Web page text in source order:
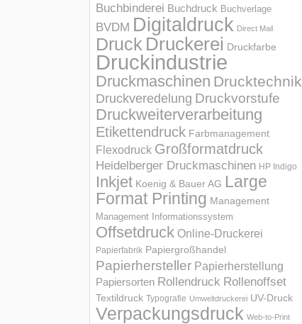
Buchbinderei Buchdruck Buchverlage
BVDM Digitaldruck Direct Mail
Druck Druckerei Druckfarbe
Druckindustrie
Druckmaschinen Drucktechnik
Druckveredelung Druckvorstufe
Druckweiterverarbeitung
Etikettendruck Farbmanagement
Flexodruck Großformatdruck
Heidelberger Druckmaschinen HP Indigo
Inkjet Koenig & Bauer AG Large
Format Printing Management
Management Informations­system
Offsetdruck Online-Druckerei
Papierfabrik Papiergroßhandel
Papierhersteller Papierherstellung
Papiersorten Rollendruck Rollenoffset
Textildruck Typografie Umweltdruckerei UV-Druck
Verpackungsdruck Web-to-Print